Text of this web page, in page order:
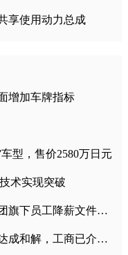
享使用动力总成
增加车牌指标
型，售价2580万日元
术实现突破
首个宣布降薪的大型车企，上汽集团旗下员工降薪文件曝光
奔驰漏油事件最新进展：双方私下达成和解，工商已介入调查